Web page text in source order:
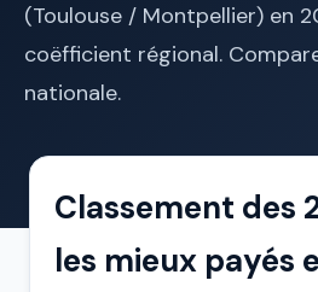
(Toulouse / Montpellier) en
coëfficient régional.
nationale.
Classement des
les mieux payés